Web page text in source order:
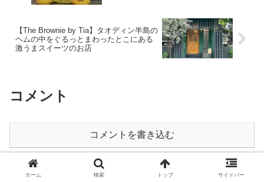
【The Brownie by Tia】タオディン半島の
ヘムの中をぐるっとまわったとこにある
激うまスイーツのお店
コメント
コメントを書き込む
ホーム
ホーム 検索 トップ サイドバー